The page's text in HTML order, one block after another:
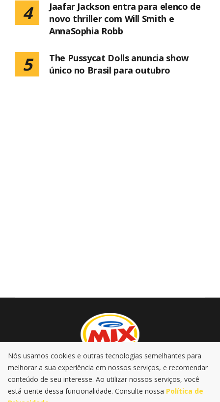
4
Jaafar Jackson entra para elenco de
novo thriller com Will Smith e
AnnaSophia Robb
5
The Pussycat Dolls anuncia show
único no Brasil para outubro
AO VIVO PROMOÇÕES PODCASTS
MÚSICA
NOTÍCIAS
Nós usamos cookies e outras tecnologias semelhantes para
melhorar a sua experiência em nossos serviços, e recomendar
conteúdo de seu interesse. Ao utilizar nossos serviços, você
está ciente dessa funcionalidade. Consulte nossa Política de